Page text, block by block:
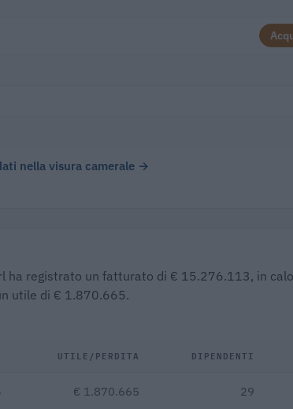
nella visura camerale →
ha registrato un fatturato di € 15.276.113, in
utile di € 1.870.665.
UTILE/PERDITA DIPENDENTI
€ 1.870.665 29